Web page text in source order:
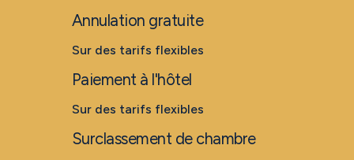
Annulation gratuite
Sur des tarifs flexibles
Paiement à l'hôtel
Sur des tarifs flexibles
Surclassement de chambre